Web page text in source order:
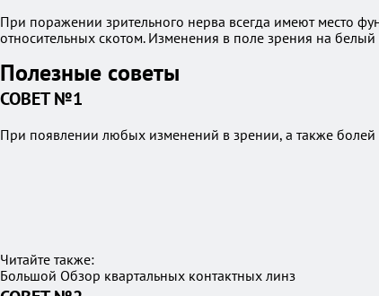
При поражении зрительного нерва всегда имеют место
относительных скотом. Изменения в поле зрения на
Полезные советы
СОВЕТ №1
При появлении любых изменений в зрении, а также болей
Читайте также:
Большой Обзор квартальных контактных линз